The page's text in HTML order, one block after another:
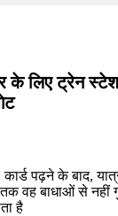
के लिए ट्रेन
पढ़ने के बाद,
वह बाधाओं से नहीं
है